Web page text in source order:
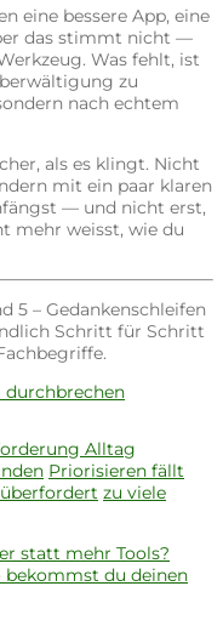
eine bessere App, eine
das stimmt nicht —
Was fehlt, ist
zu
nach echtem
als es klingt. Nicht
mit ein paar klaren
— und nicht erst,
mehr weisst, wie du
5 – Gedankenschleifen
Schritt für Schritt
durchbrechen
Alltag
Priorisieren fällt
zu viele
statt mehr Tools?
bekommst du deinen